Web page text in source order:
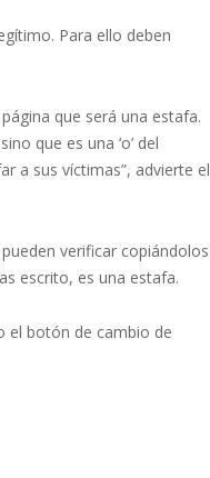
Para ello deben
que será una estafa.
que es una ‘o’ del
a sus víctimas”, advierte el
verificar copiándolos
escrito, es una estafa.
el botón de cambio de